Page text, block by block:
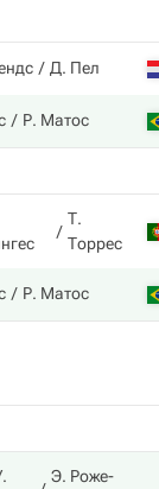
Д. Пел
Р. Матос
Т.
Торрес
Р. Матос
Э. Роже-